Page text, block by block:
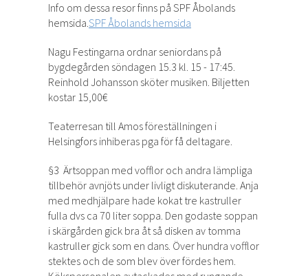
Info om dessa resor finns på SPF Åbolands
hemsida.SPF Åbolands hemsida
Nagu Festingarna ordnar seniordans på
bygdegården söndagen 15.3 kl. 15 - 17:45.
Reinhold Johansson sköter musiken. Biljetten
kostar 15,00€
Teaterresan till Amos föreställningen i
Helsingfors inhiberas pga för få deltagare.
§3 Ärtsoppan med vofflor och andra lämpliga
tillbehör avnjöts under livligt diskuterande. Anja
med medhjälpare hade kokat tre kastruller
fulla dvs ca 70 liter soppa. Den godaste soppan
i skärgården gick bra åt så disken av tomma
kastruller gick som en dans. Över hundra vofflor
stektes och de som blev över fördes hem.